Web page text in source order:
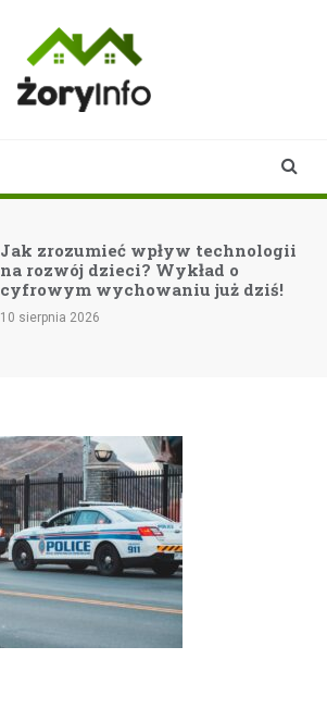
Jak zrozumieć wpływ technologii
na rozwój dzieci? Wykład o
cyfrowym wychowaniu już dziś!
10 sierpnia 2026